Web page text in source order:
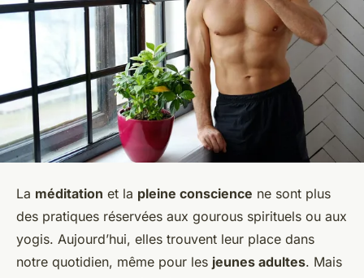
La méditation et la pleine conscience ne sont plus
des pratiques réservées aux gourous spirituels ou aux
yogis. Aujourd’hui, elles trouvent leur place dans
notre quotidien, même pour les jeunes adultes. Mais